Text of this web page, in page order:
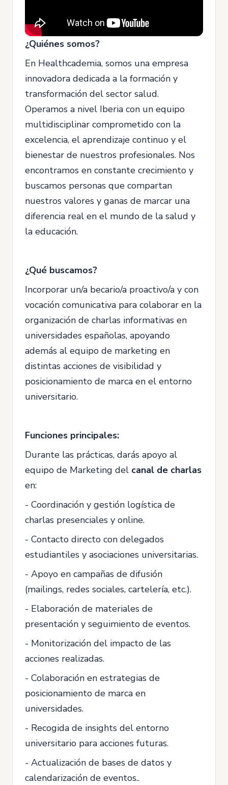
¿Quiénes somos?
En Healthcademia, somos una empresa
innovadora dedicada a la formación y
transformación del sector salud.
Operamos a nivel Iberia con un equipo
multidisciplinar comprometido con la
excelencia, el aprendizaje continuo y el
bienestar de nuestros profesionales. Nos
encontramos en constante crecimiento y
buscamos personas que compartan
nuestros valores y ganas de marcar una
diferencia real en el mundo de la salud y
la educación.
¿Qué buscamos?
Incorporar un/a becario/a proactivo/a y con
vocación comunicativa para colaborar en la
organización de charlas informativas en
universidades españolas, apoyando
además al equipo de marketing en
distintas acciones de visibilidad y
posicionamiento de marca en el entorno
universitario.
Funciones principales:
Durante las prácticas, darás apoyo al
equipo de Marketing del canal de charlas
en:
- Coordinación y gestión logística de
charlas presenciales y online.
- Contacto directo con delegados
estudiantiles y asociaciones universitarias.
- Apoyo en campañas de difusión
(mailings, redes sociales, cartelería, etc.).
- Elaboración de materiales de
presentación y seguimiento de eventos.
- Monitorización del impacto de las
acciones realizadas.
- Colaboración en estrategias de
posicionamiento de marca en
universidades.
- Recogida de insights del entorno
universitario para acciones futuras.
- Actualización de bases de datos y
calendarización de eventos..